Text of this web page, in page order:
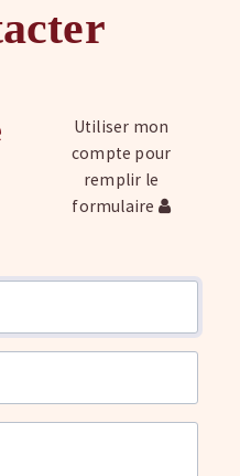
Utiliser mon
compte pour
remplir le
formulaire